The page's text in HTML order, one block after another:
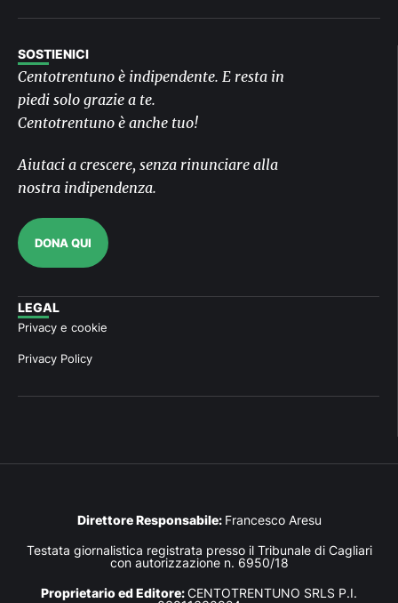
SOSTIENICI
Centotrentuno è indipendente. E resta in
piedi solo grazie a te.
Centotrentuno è anche tuo!
Aiutaci a crescere, senza rinunciare alla
nostra indipendenza.
DONA QUI
LEGAL
Privacy e cookie
Privacy Policy
Direttore Responsabile: Francesco Aresu
Testata giornalistica registrata presso il Tribunale di Cagliari
con autorizzazione n. 6950/18
Proprietario ed Editore:CENTOTRENTUNO SRLS P.I.